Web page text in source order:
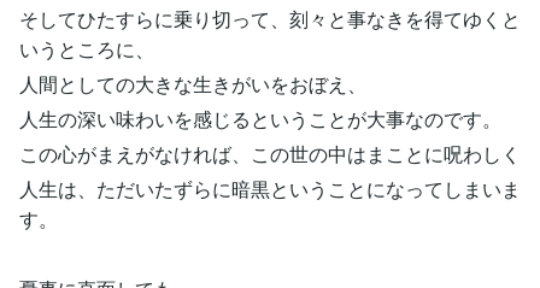
そしてひたすらに乗り切って、刻々と事なきを得てゆくと
いうところに、
人間としての大きな生きがいをおぼえ、
人生の深い味わいを感じるということが大事なのです。
この心がまえがなければ、この世の中はまことに呪わしく
人生は、ただいたずらに暗黒ということになってしまいま
す。